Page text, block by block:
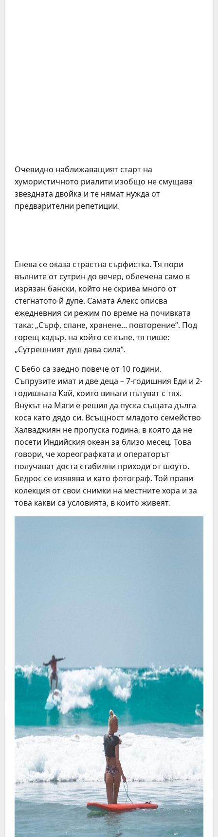
Очевидно наближаващият старт на
хумористичното риалити изобщо не смущава
звездната двойка и те нямат нужда от
предварителни репетиции.
Енева се оказа страстна сърфистка. Тя пори
вълните от сутрин до вечер, облечена само в
изрязан бански, който не скрива много от
стегнатото й дупе. Самата Алекс описва
ежедневния си режим по време на почивката
така: „Сърф, спане, хранене… повторение“. Под
горещ кадър, на който се къпе, тя пише:
„Сутрешният душ дава сила“.
С Бебо са заедно повече от 10 години.
Съпрузите имат и две деца – 7-годишния Еди и 2-
годишната Кай, които винаги пътуват с тях.
Внукът на Маги е решил да пуска същата дълга
коса като дядо си. Всъщност младото семейство
Халваджиян не пропуска година, в която да не
посети Индийския океан за близо месец. Това
говори, че хореографката и операторът
получават доста стабилни приходи от шоуто.
Бедрос се изявява и като фотограф. Той прави
колекция от свои снимки на местните хора и за
това какви са условията, в които живеят.